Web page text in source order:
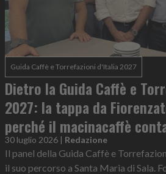
Guida Caffè e Torrefazioni d'Italia 2027
Dietro la Guida Caffè e
2027: la tappa da
perché il macinacaffè
30 luglio 2026 | Redazione
Il panel della Guida Caffè e
il suo percorso a Santa Maria di Sala.